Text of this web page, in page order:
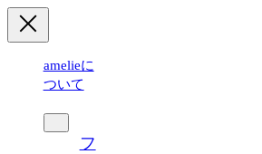
amelieに
ついて
フ